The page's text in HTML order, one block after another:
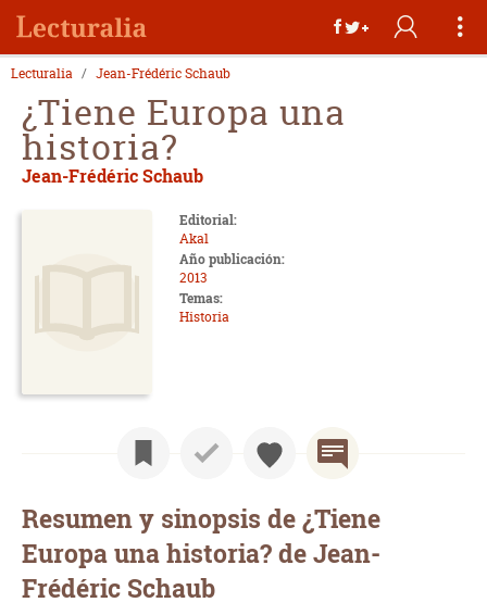
Lecturalia Jean-Frédéric Schaub
¿Tiene Europa una
historia?
Jean-Frédéric Schaub
Editorial:
Akal
Año publicación:
2013
Temas:
Historia
Resumen y sinopsis de ¿Tiene
Europa una historia? de Jean-
Frédéric Schaub